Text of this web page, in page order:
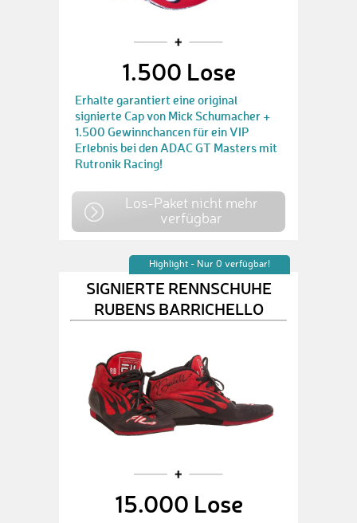
1.500 Lose
Erhalte garantiert eine original
signierte Cap von Mick Schumacher +
1.500 Gewinnchancen für ein VIP
Erlebnis bei den ADAC GT Masters mit
Rutronik Racing!
Los-Paket nicht mehr
verfügbar
Highlight - Nur 0 verfügbar!
SIGNIERTE RENNSCHUHE
RUBENS BARRICHELLO
15.000 Lose